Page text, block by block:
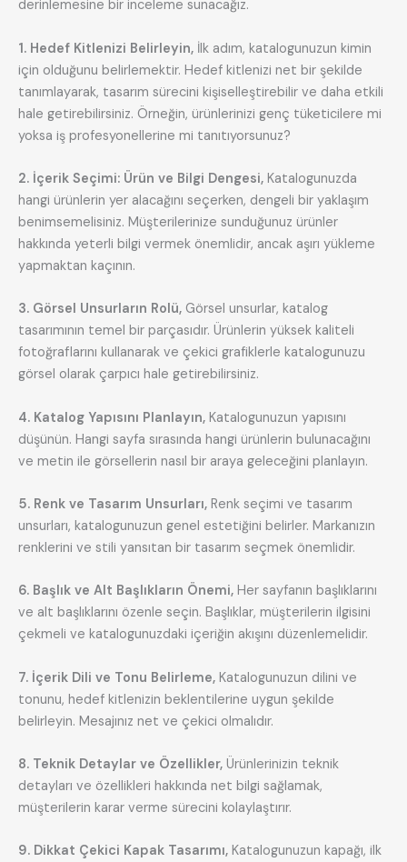
derinlemesine bir inceleme sunacağız.
1. Hedef Kitlenizi Belirleyin, İlk adım, katalogunuzun kimin
için olduğunu belirlemektir. Hedef kitlenizi net bir şekilde
tanımlayarak, tasarım sürecini kişiselleştirebilir ve daha etkili
hale getirebilirsiniz. Örneğin, ürünlerinizi genç tüketicilere mi
yoksa iş profesyonellerine mi tanıtıyorsunuz?
2. İçerik Seçimi: Ürün ve Bilgi Dengesi, Katalogunuzda
hangi ürünlerin yer alacağını seçerken, dengeli bir yaklaşım
benimsemelisiniz. Müşterilerinize sunduğunuz ürünler
hakkında yeterli bilgi vermek önemlidir, ancak aşırı yükleme
yapmaktan kaçının.
3. Görsel Unsurların Rolü, Görsel unsurlar, katalog
tasarımının temel bir parçasıdır. Ürünlerin yüksek kaliteli
fotoğraflarını kullanarak ve çekici grafiklerle katalogunuzu
görsel olarak çarpıcı hale getirebilirsiniz.
4. Katalog Yapısını Planlayın, Katalogunuzun yapısını
düşünün. Hangi sayfa sırasında hangi ürünlerin bulunacağını
ve metin ile görsellerin nasıl bir araya geleceğini planlayın.
5. Renk ve Tasarım Unsurları, Renk seçimi ve tasarım
unsurları, katalogunuzun genel estetiğini belirler. Markanızın
renklerini ve stili yansıtan bir tasarım seçmek önemlidir.
6. Başlık ve Alt Başlıkların Önemi, Her sayfanın başlıklarını
ve alt başlıklarını özenle seçin. Başlıklar, müşterilerin ilgisini
çekmeli ve katalogunuzdaki içeriğin akışını düzenlemelidir.
7. İçerik Dili ve Tonu Belirleme, Katalogunuzun dilini ve
tonunu, hedef kitlenizin beklentilerine uygun şekilde
belirleyin. Mesajınız net ve çekici olmalıdır.
8. Teknik Detaylar ve Özellikler, Ürünlerinizin teknik
detayları ve özellikleri hakkında net bilgi sağlamak,
müşterilerin karar verme sürecini kolaylaştırır.
9. Dikkat Çekici Kapak Tasarımı, Katalogunuzun kapağı, ilk